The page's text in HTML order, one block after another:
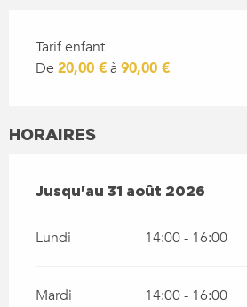
Tarif enfant
De 20,00 €à 90,00 €
HORAIRES
DU1 JUILLET 2026AU31
Jusqu'au 31 août 2026
Lundi 14:00 - 16:00
Mardi 14:00 - 16:00